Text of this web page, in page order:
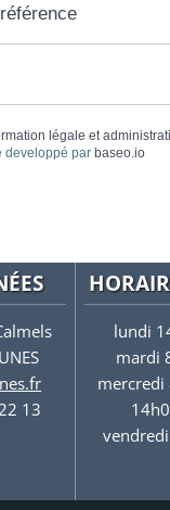
légale et
developpé par baseo.io
13
lundi
mardi